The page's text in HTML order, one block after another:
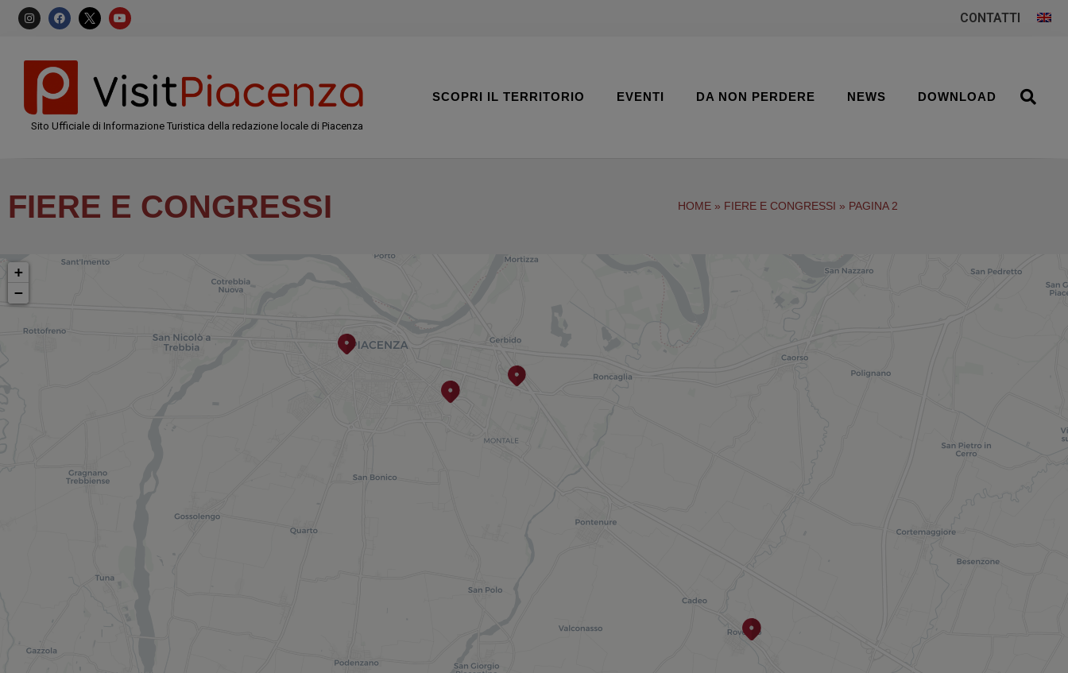
CONTATTI
Sito Ufficiale di Informazione Turistica della redazione locale di Piacenza
SCOPRI IL TERRITORIO EVENTI DA NON PERDERE NEWS DOWNLOAD
FIERE E CONGRESSI HOME » FIERE E CONGRESSI » PAGINA 2
+
−